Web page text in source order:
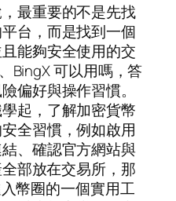
最重要的不是先找
台，而是找到一個
能夠安全使用的交
BingX 可以用嗎，答
偏好與操作習慣。
起，了解加密貨幣
全習慣，例如啟用
、確認官方網站與
部放在交易所，那
幣圈的一個實用工